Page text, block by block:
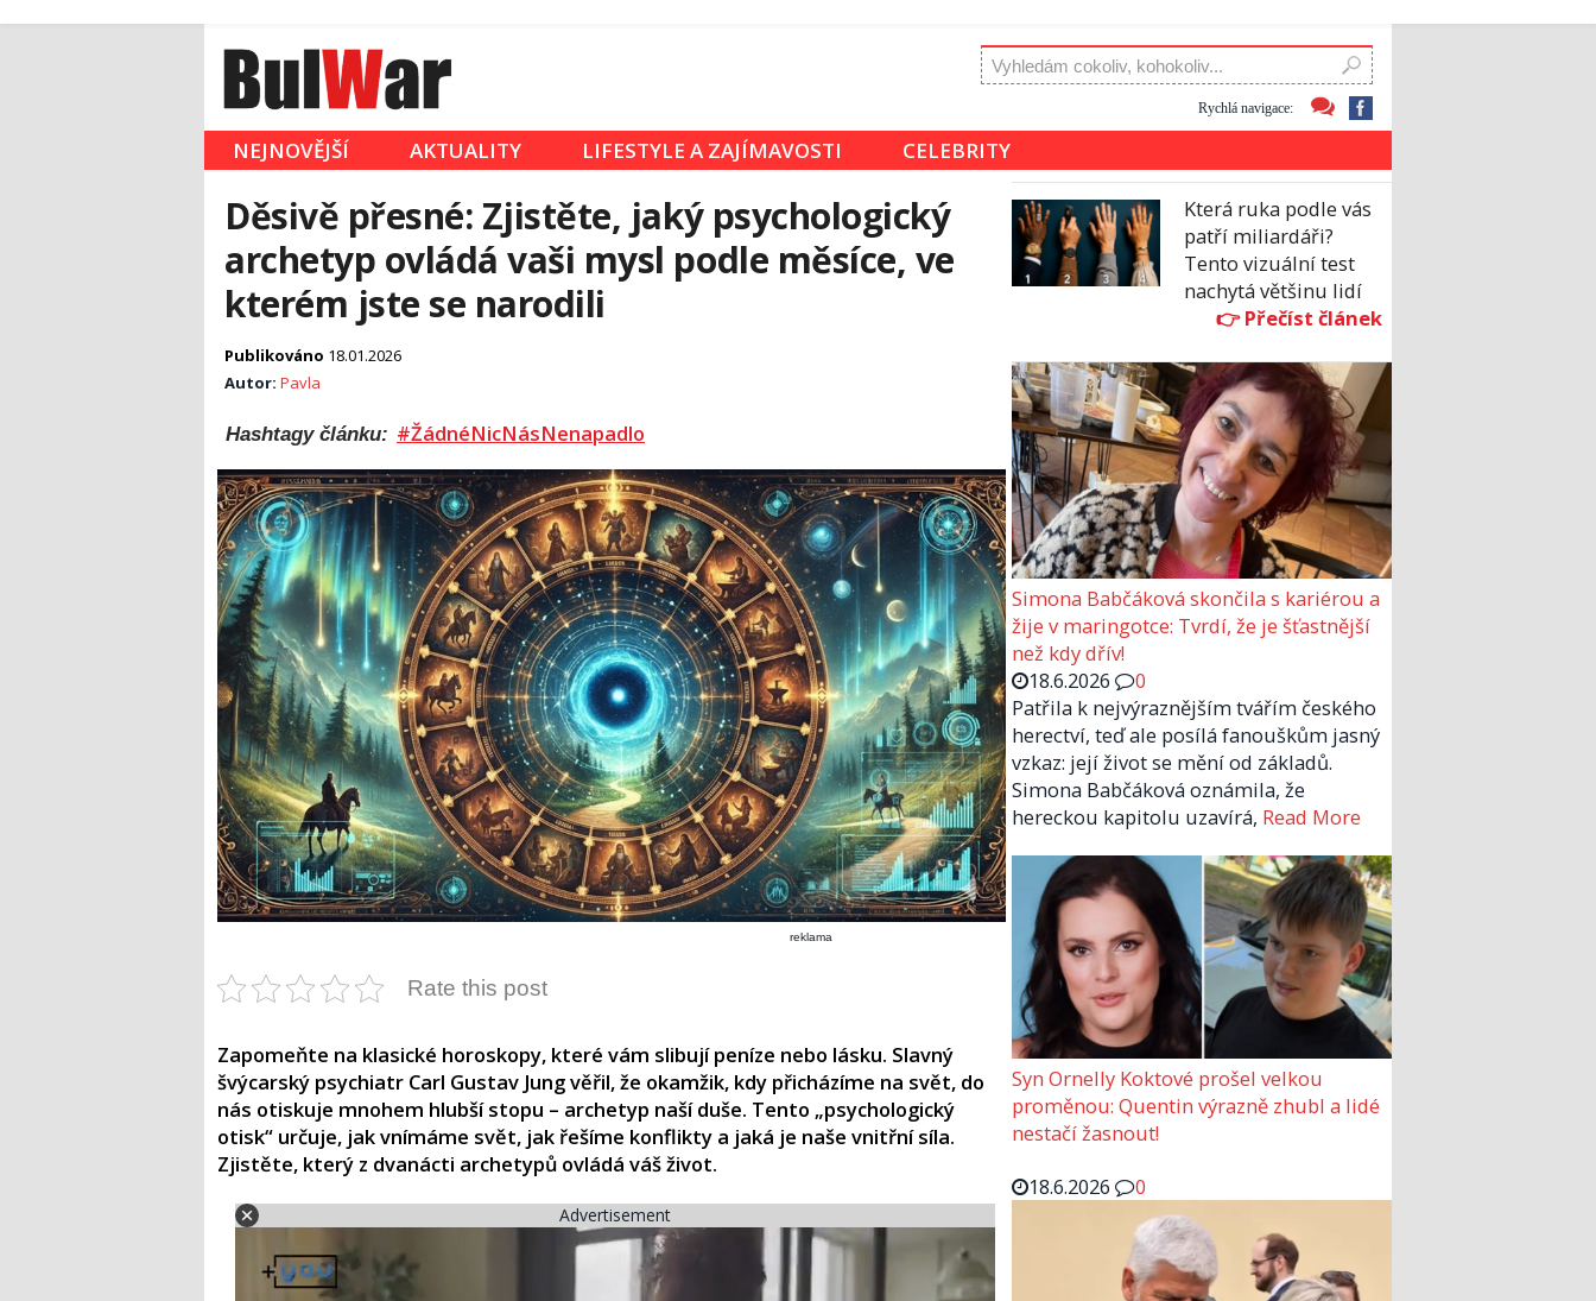
Rychlá navigace:
NEJNOVĚJŠÍ AKTUALITY LIFESTYLE A ZAJÍMAVOSTI CELEBRITY
Děsivě přesné: Zjistěte, jaký psychologický
archetyp ovládá vaši mysl podle měsíce, ve
kterém jste se narodili
Publikováno 18.01.2026
Autor: Pavla
Hashtagy článku: #ŽádnéNicNásNenapadlo
reklama
Rate this post
Zapomeňte na klasické horoskopy, které vám slibují peníze nebo lásku. Slavný
švýcarský psychiatr Carl Gustav Jung věřil, že okamžik, kdy přicházíme na svět, do
nás otiskuje mnohem hlubší stopu – archetyp naší duše. Tento „psychologický
otisk“ určuje, jak vnímáme svět, jak řešíme konflikty a jaká je naše vnitřní síla.
Zjistěte, který z dvanácti archetypů ovládá váš život.
Advertisement
Která ruka podle vás
patří miliardáři?
Tento vizuální test
nachytá většinu lidí
Simona Babčáková skončila s kariérou a
žije v maringotce: Tvrdí, že je šťastnější
než kdy dřív!
18.6.2026
0
Patřila k nejvýraznějším tvářím českého
herectví, teď ale posílá fanouškům jasný
vzkaz: její život se mění od základů.
Simona Babčáková oznámila, že
hereckou kapitolu uzavírá, Read More
Syn Ornelly Koktové prošel velkou
proměnou: Quentin výrazně zhubl a lidé
nestačí žasnout!
18.6.2026
0